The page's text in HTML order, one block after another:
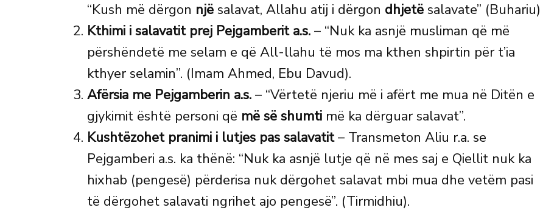
“Kush më dërgon një salavat, Allahu atij i dërgon dhjetë salavate” (Buhariu)
Kthimi i salavatit prej Pejgamberit a.s. – “Nuk ka asnjë musliman që më
përshëndetë me selam e që All-llahu të mos ma kthen shpirtin për t’ia
kthyer selamin”. (Imam Ahmed, Ebu Davud).
Afërsia me Pejgamberin a.s. – “Vërtetë njeriu më i afërt me mua në Ditën e
gjykimit është personi që më së shumti më ka dërguar salavat”.
Kushtëzohet pranimi i lutjes pas salavatit– Transmeton Aliu r.a. se
Pejgamberi a.s. ka thënë: “Nuk ka asnjë lutje që në mes saj e Qiellit nuk ka
hixhab (pengesë) përderisa nuk dërgohet salavat mbi mua dhe vetëm pasi
të dërgohet salavati ngrihet ajo pengesë”. (Tirmidhiu).